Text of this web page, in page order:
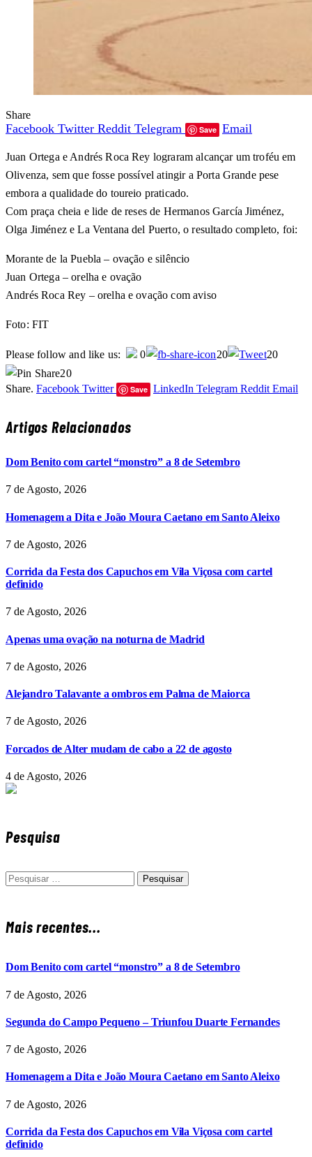
Share
Facebook Twitter Reddit Telegram Save Email
Juan Ortega e Andrés Roca Rey lograram alcançar um troféu em
Olivenza, sem que fosse possível atingir a Porta Grande pese
embora a qualidade do toureio praticado.
Com praça cheia e lide de reses de Hermanos García Jiménez,
Olga Jiménez e La Ventana del Puerto, o resultado completo, foi:
Morante de la Puebla – ovação e silêncio
Juan Ortega – orelha e ovação
Andrés Roca Rey – orelha e ovação com aviso
Foto: FIT
Please follow and like us: 0 20
20
20
Share. Facebook Twitter Save LinkedIn Telegram Reddit Email
Artigos Relacionados
Dom Benito com cartel “monstro” a 8 de Setembro
7 de Agosto, 2026
Homenagem a Dita e João Moura Caetano em Santo Aleixo
7 de Agosto, 2026
Corrida da Festa dos Capuchos em Vila Viçosa com cartel
definido
7 de Agosto, 2026
Apenas uma ovação na noturna de Madrid
7 de Agosto, 2026
Alejandro Talavante a ombros em Palma de Maiorca
7 de Agosto, 2026
Forcados de Alter mudam de cabo a 22 de agosto
4 de Agosto, 2026
Pesquisa
Pesquisar
por:
Mais recentes...
Dom Benito com cartel “monstro” a 8 de Setembro
7 de Agosto, 2026
Segunda do Campo Pequeno – Triunfou Duarte Fernandes
7 de Agosto, 2026
Homenagem a Dita e João Moura Caetano em Santo Aleixo
7 de Agosto, 2026
Corrida da Festa dos Capuchos em Vila Viçosa com cartel
definido